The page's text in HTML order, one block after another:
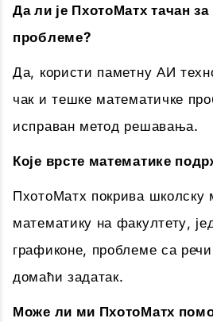
Да ли је ПхотоМатх тачан
проблеме?
Да, користи паметну АИ
чак и тешке математичке
исправан метод решавања.
Које врсте математике
ПхотоМатх покрива школску
математику на факултету,
графиконе, проблеме са
домаћи задатак.
Може ли ми ПхотоМатх